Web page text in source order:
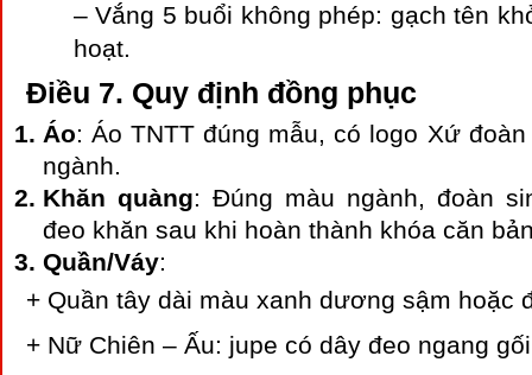
– Vắng 5 buổi không phép: gạch tên
hoạt.
Điều 7. Quy định đồng phục
Áo: Áo TNTT đúng mẫu, có logo Xứ
ngành.
Khăn quàng: Đúng màu ngành, đoàn
đeo khăn sau khi hoàn thành khóa căn
Quần/Váy:
+ Quần tây dài màu xanh dương sậm hoặc
+ Nữ Chiên – Ấu: jupe có dây đeo ngang